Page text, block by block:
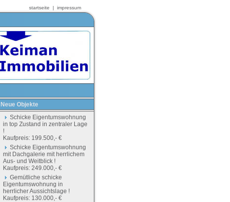
startseite | impressum
Neue Objekte
Schicke Eigentumswohnung
in top Zustand in zentraler Lage
!
Kaufpreis: 199.500,- €
Schicke Eigentumswohnung
mit Dachgalerie mit herrlichem
Aus- und Weitblick !
Kaufpreis: 249.000,- €
Gemütliche schicke
Eigentumswohnung in
herrlicher Aussichtslage !
Kaufpreis: 130.000,- €